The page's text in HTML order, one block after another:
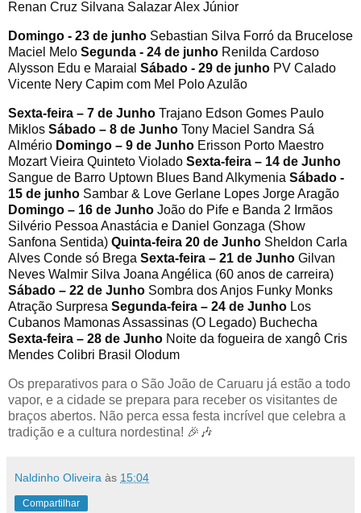
Renan Cruz Silvana Salazar Alex Júnior
Domingo - 23 de junho Sebastian Silva Forró da Brucelose
Maciel Melo Segunda - 24 de junho Renilda Cardoso
Alysson Edu e Maraial Sábado - 29 de junho PV Calado
Vicente Nery Capim com Mel Polo Azulão
Sexta-feira – 7 de Junho Trajano Edson Gomes Paulo
Miklos Sábado – 8 de Junho Tony Maciel Sandra Sá
Almério Domingo – 9 de Junho Erisson Porto Maestro
Mozart Vieira Quinteto Violado Sexta-feira – 14 de Junho
Sangue de Barro Uptown Blues Band Alkymenia Sábado -
15 de junho Sambar & Love Gerlane Lopes Jorge Aragão
Domingo – 16 de Junho João do Pife e Banda 2 Irmãos
Silvério Pessoa Anastácia e Daniel Gonzaga (Show
Sanfona Sentida) Quinta-feira 20 de Junho Sheldon Carla
Alves Conde só Brega Sexta-feira – 21 de Junho Gilvan
Neves Walmir Silva Joana Angélica (60 anos de carreira)
Sábado – 22 de Junho Sombra dos Anjos Funky Monks
Atração Surpresa Segunda-feira – 24 de Junho Los
Cubanos Mamonas Assassinas (O Legado) Buchecha
Sexta-feira – 28 de Junho Noite da fogueira de xangô Cris
Mendes Colibri Brasil Olodum
Os preparativos para o São João de Caruaru já estão a todo
vapor, e a cidade se prepara para receber os visitantes de
braços abertos. Não perca essa festa incrível que celebra a
tradição e a cultura nordestina! 🎉🎶
Naldinho Oliveira às 15:04
Compartilhar